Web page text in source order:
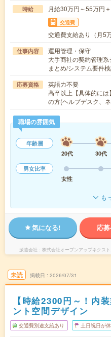
時給 月給30万円～55万円
交通費
交通費支給あり（月5
仕事内容
運用管理・保守
大手商社の契約管理
まとめ/システム要件
応募資格
英語力不要
高卒以上【具体的に
の方(ヘルプデスク、
職場の雰囲気
年齢層
20代
30代
男女比率
女性
も
気になる! 応
派遣会社 株式会社オープンアップネクス
未読 掲載日 2026/07/31
【時給2300円～！内
ント空間デザイン
交通費別途支給あり 土日祝日が